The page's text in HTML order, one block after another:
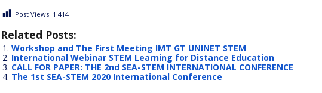
Post Views: 1.414
Related Posts:
Workshop and The First Meeting IMT GT UNINET STEM
International Webinar STEM Learning for Distance Education
CALL FOR PAPER: THE 2nd SEA-STEM INTERNATIONAL CONFERENCE
The 1st SEA-STEM 2020 International Conference